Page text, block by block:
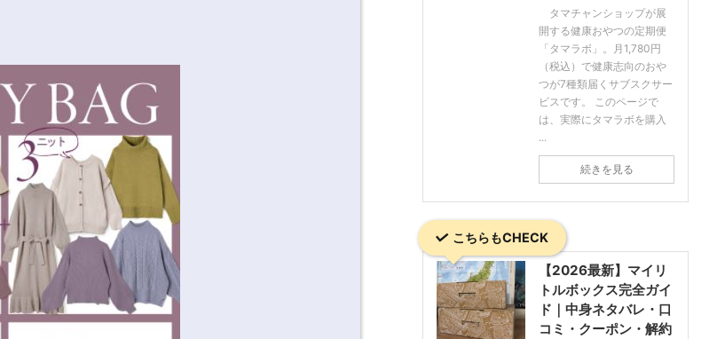
タマチャンショップが展
開する健康おやつの定期便
「タマラボ」。月1,780円
（税込）で健康志向のおや
つが7種類届くサブスクサー
ビスです。 このページで
は、実際にタマラボを購入
...
続きを見る
こちらもCHECK
【2026最新】マイリ
トルボックス完全ガイ
ド｜中身ネタバレ・口
コミ・クーポン・解約